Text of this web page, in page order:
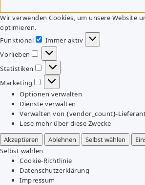
Wir verwenden Cookies, um unsere Website
optimieren.
Funktional
Funktional
Immer aktiv
Vorlieben
Vorlieben
Statistiken
Statistiken
Marketing
Marketing
Optionen verwalten
Dienste verwalten
Verwalten von {vendor_count}-
Lese mehr über diese Zwecke
Akzeptieren
Ablehnen Selbst wählen
Selbst wählen
Cookie-Richtlinie
Datenschutzerklärung
Impressum